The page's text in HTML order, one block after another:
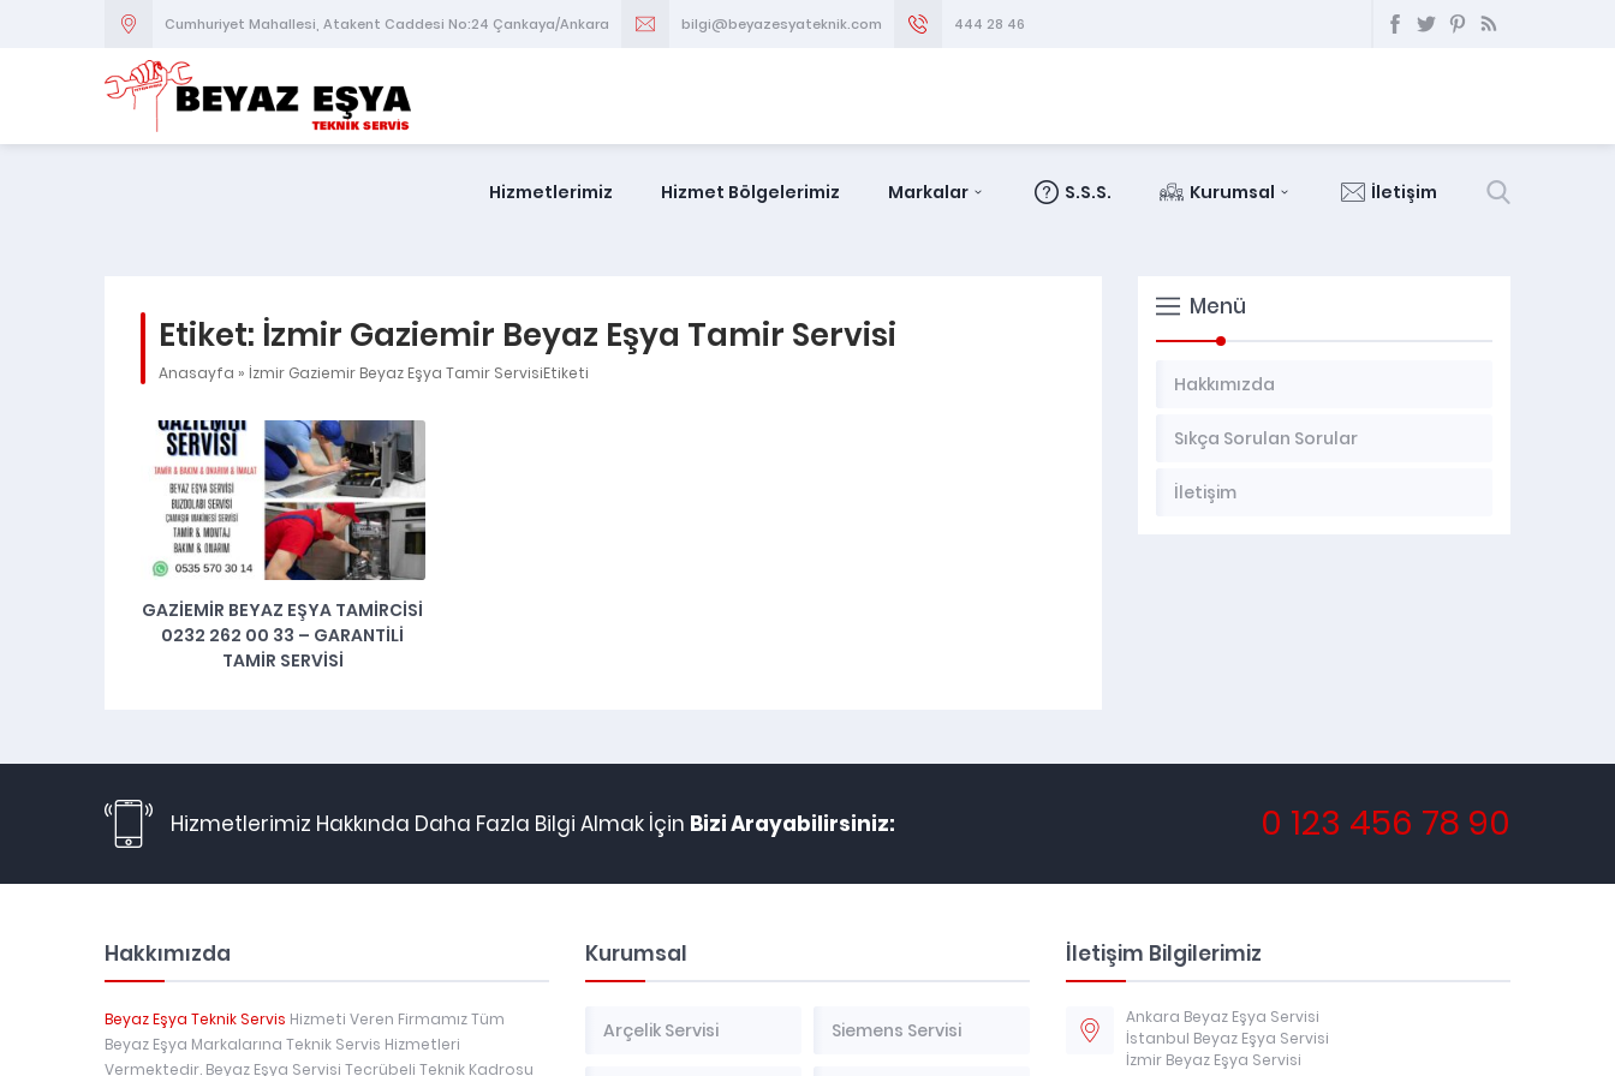
Cumhuriyet Mahallesi, Atakent Caddesi No:24 Çankaya/Ankara bilgi@beyazesyateknik.com 444 28 46
Hizmetlerimiz Hizmet Bölgelerimiz Markalar S.S.S. Kurumsal İletişim
Etiket: İzmir Gaziemir Beyaz Eşya Tamir Servisi
Anasayfa » İzmir Gaziemir Beyaz Eşya Tamir ServisiEtiketi
GAZIEMIR BEYAZ EŞYA TAMIRCISI
0232 262 00 33 – GARANTILI
TAMIR SERVISI
Menü
Hakkımızda
Sıkça Sorulan Sorular
İletişim
Hizmetlerimiz Hakkında Daha Fazla Bilgi Almak İçin Bizi Arayabilirsiniz: 0 123 456 78 90
Hakkımızda
Beyaz Eşya Teknik Servis Hizmeti Veren Firmamız Tüm
Beyaz Eşya Markalarına Teknik Servis Hizmetleri
Vermektedir. Beyaz Eşya Servisi Tecrübeli Teknik Kadrosu
Kurumsal
Arçelik Servisi Siemens Servisi
İletişim Bilgilerimiz
Ankara Beyaz Eşya Servisi
İstanbul Beyaz Eşya Servisi
İzmir Beyaz Eşya Servisi